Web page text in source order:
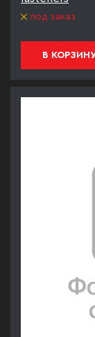
под заказ
В